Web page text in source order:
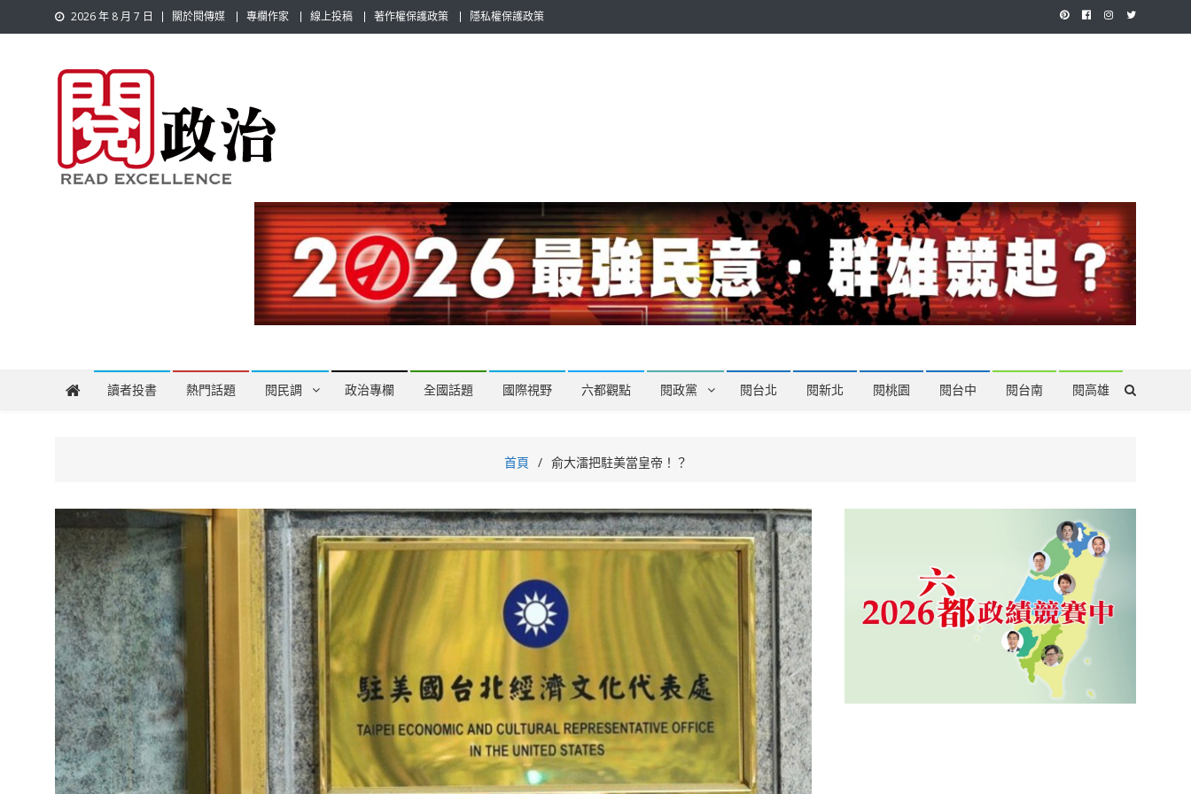
to
2026 年 8 月 7 日 關於閱傳媒 專欄作家 線上投稿 著作權保護政策 隱私權保護政策
閱政治 Read Gov News
讀者投書 熱門話題 閱民調 政治專欄 全國話題 國際視野 六都觀點 閱政黨 閱台北 閱新北 閱桃園 閱台中 閱台南 閱高雄
首頁 俞⼤㵢把駐美當皇帝！？